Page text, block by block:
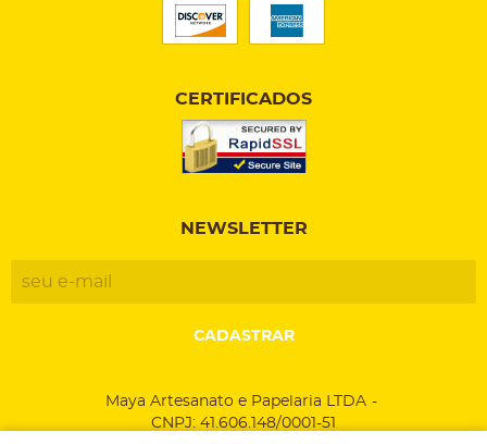
CERTIFICADOS
NEWSLETTER
CADASTRAR
Maya Artesanato e Papelaria LTDA
CNPJ: 41.606.148/0001-51